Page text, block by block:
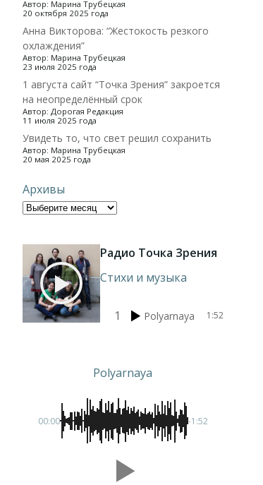
Автор: Марина Трубецкая
20 октября 2025 года
Анна Викторова: “Жестокость резкого
охлаждения”
Автор: Марина Трубецкая
23 июля 2025 года
1 августа сайт “Точка Зрения” закроется
на неопределённый срок
Автор: Дорогая Редакция
11 июля 2025 года
Увидеть то, что свет решил сохранить
Автор: Марина Трубецкая
20 мая 2025 года
Архивы
Радио Точка Зрения
Стихи и музыка
1 Polyarnaya 1:52
Polyarnaya
00:00 -1:52